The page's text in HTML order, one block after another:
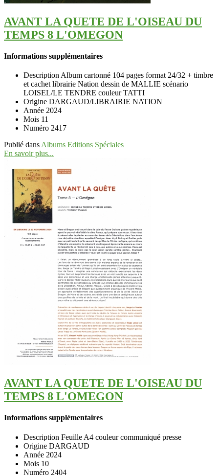
AVANT LA QUETE DE L'OISEAU DU
TEMPS 8 L'OMEGON
Informations supplémentaires
Description Album cartonné 104 pages format 24/32 + timbre
et cachet librairie Nation dessin de MALLIE scénario
LOISEL/LE TENDRE couleur TATTI
Origine DARGAUD/LIBRAIRIE NATION
Année 2024
Mois 11
Numéro 2417
Publié dans Albums Editions Spéciales
En savoir plus...
AVANT LA QUETE DE L'OISEAU DU
TEMPS 8 L'OMEGON
Informations supplémentaires
Description Feuille A4 couleur communiqué presse
Origine DARGAUD
Année 2024
Mois 10
Numéro 2404